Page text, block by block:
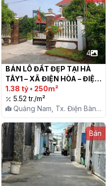
4
BÁN LÔ ĐẤT ĐẸP TẠI HÀ
TÂY1 – XÃ ĐIỆN HÒA – ĐIỆN
BÀN
1.38 tỷ • 250m²
5.52 tr./m²
Quảng Nam, Tx. Điện Bàn,
X. Điện Hòa
Bán